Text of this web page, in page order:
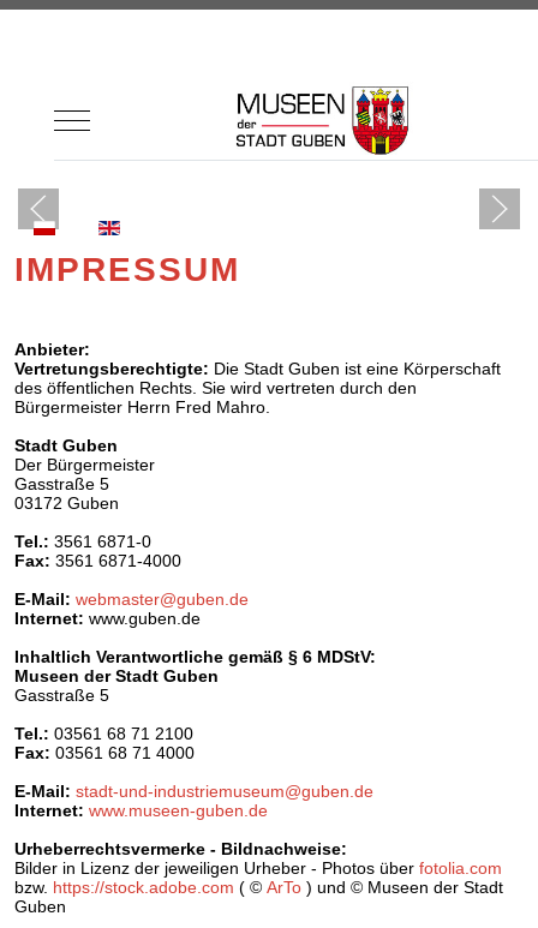
Mobile Menu Toggle
Sprache auswählen
IMPRESSUM
Anbieter:
Vertretungsberechtigte: Die Stadt Guben ist eine Körperschaft
des öffentlichen Rechts. Sie wird vertreten durch den
Bürgermeister Herrn Fred Mahro.
Stadt Guben
Der Bürgermeister
Gasstraße 5
03172 Guben
Tel.: 3561 6871-0
Fax: 3561 6871-4000
E-Mail: webmaster@guben.de
Internet: www.guben.de
Inhaltlich Verantwortliche gemäß § 6 MDStV:
Museen der Stadt Guben
Gasstraße 5
Tel.: 03561 68 71 2100
Fax: 03561 68 71 4000
E-Mail: stadt-und-industriemuseum@guben.de
Internet: www.museen-guben.de
Urheberrechtsvermerke - Bildnachweise:
Bilder in Lizenz der jeweiligen Urheber - Photos über fotolia.com
bzw. https://stock.adobe.com ( © ArTo ) und © Museen der Stadt
Guben